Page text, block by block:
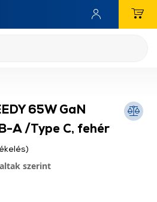
65W GaN
A /Type C, fehér
szerint